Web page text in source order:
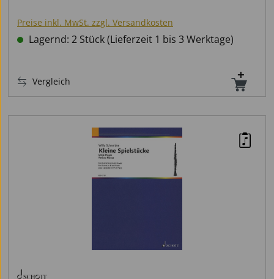
Preise inkl. MwSt. zzgl. Versandkosten
Lagernd: 2 Stück (Lieferzeit 1 bis 3 Werktage)
Vergleich